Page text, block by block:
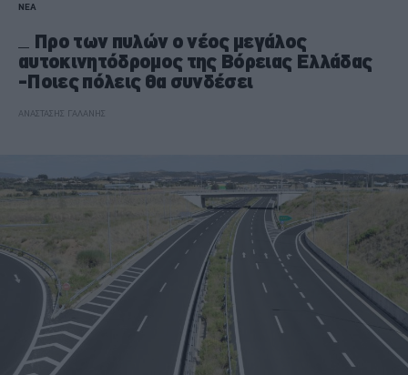
ΝΕΑ
Προ των πυλών ο νέος μεγάλος
αυτοκινητόδρομος της Βόρειας Ελλάδας
-Ποιες πόλεις θα συνδέσει
ΑΝΑΣΤΑΣΗΣ ΓΑΛΑΝΗΣ